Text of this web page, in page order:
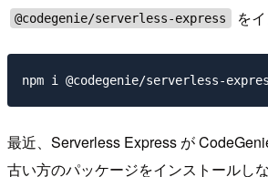
@codegenie/serverless-express を
最近、Serverless Express が
古い方のパッケージをインストールし